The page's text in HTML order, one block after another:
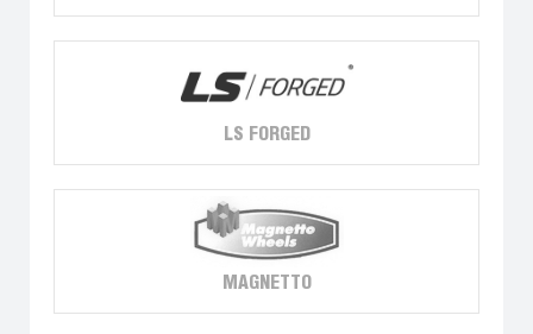
LS FORGED
MAGNETTO